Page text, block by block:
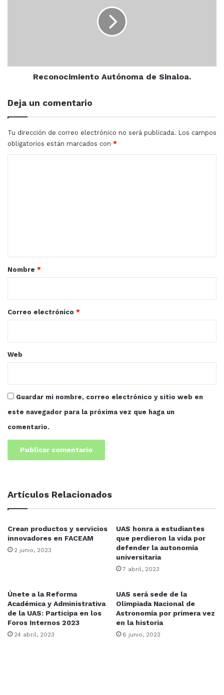
Reconocimiento Autónoma de Sinaloa.
Deja un comentario
Tu dirección de correo electrónico no será publicada. Los campos
obligatorios están marcados con *
r
*
Nombre *
Correo electrónico *
Web
Guardar mi nombre, correo electrónico y sitio web en
este navegador para la próxima vez que haga un
comentario.
Artículos Relacionados
Crean productos y servicios
innovadores en FACEAM
2 junio, 2023
UAS honra a estudiantes
que perdieron la vida por
defender la autonomía
universitaria
7 abril, 2023
Únete a la Reforma
Académica y Administrativa
de la UAS: Participa en los
Foros Internos 2023
24 abril, 2023
UAS será sede de la
Olimpiada Nacional de
Astronomía por primera vez
en la historia
6 junio, 2023